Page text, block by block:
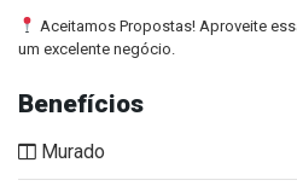
Aceitamos Propostas! Aproveite
um excelente negócio.
Benefícios
Murado